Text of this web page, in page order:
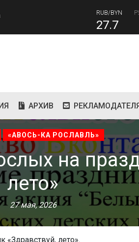
RUB/BYN
27.7
АРХИВ
«АВОСЬ-КА РОСЛАВЛЬ»
на
лето»
27 мая, 2026
«Здравствуй, лето».